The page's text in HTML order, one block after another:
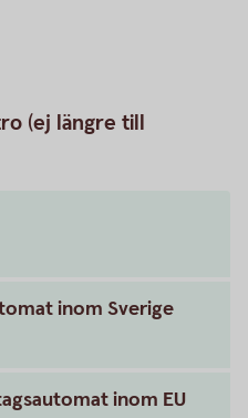
(ej längre till
inom Sverige
inom EU